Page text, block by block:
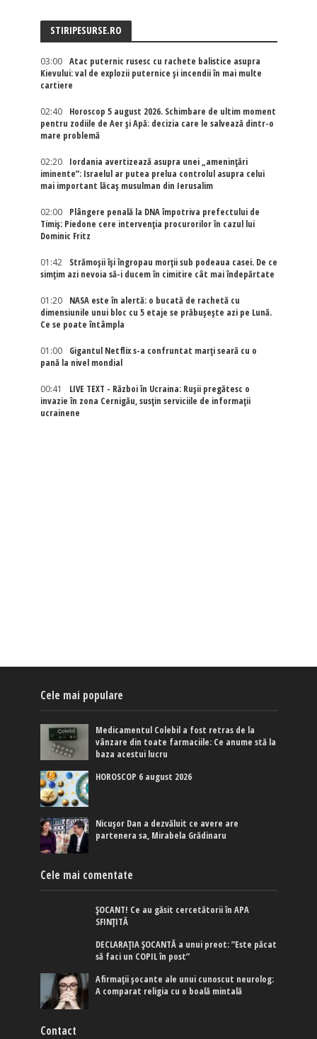
STIRIPESURSE.RO
03:00
Atac puternic rusesc cu rachete balistice asupra
Kievului: val de explozii puternice și incendii în mai multe
cartiere
02:40
Horoscop 5 august 2026. Schimbare de ultim moment
pentru zodiile de Aer și Apă: decizia care le salvează dintr-o
mare problemă
02:20
Iordania avertizează asupra unei „amenințări
iminente”: Israelul ar putea prelua controlul asupra celui
mai important lăcaș musulman din Ierusalim
02:00
Plângere penală la DNA împotriva prefectului de
Timiș: Piedone cere intervenția procurorilor în cazul lui
Dominic Fritz
01:42
Strămoșii își îngropau morții sub podeaua casei. De ce
simțim azi nevoia să-i ducem în cimitire cât mai îndepărtate
01:20
NASA este în alertă: o bucată de rachetă cu
dimensiunile unui bloc cu 5 etaje se prăbușește azi pe Lună.
Ce se poate întâmpla
01:00
Gigantul Netflix s-a confruntat marţi seară cu o
pană la nivel mondial
00:41
LIVE TEXT - Război în Ucraina: Rușii pregătesc o
invazie în zona Cernigău, susțin serviciile de informații
ucrainene
Cele mai populare
Medicamentul Colebil a fost retras de la
vânzare din toate farmaciile: Ce anume stă la
baza acestui lucru
HOROSCOP 6 august 2026
Nicușor Dan a dezvăluit ce avere are
partenera sa, Mirabela Grădinaru
Cele mai comentate
ȘOCANT! Ce au găsit cercetătorii în APA
SFINȚITĂ
DECLARAȚIA ȘOCANTĂ a unui preot: ”Este păcat
să faci un COPIL în post”
Afirmaţii şocante ale unui cunoscut neurolog:
A comparat religia cu o boală mintală
Contact